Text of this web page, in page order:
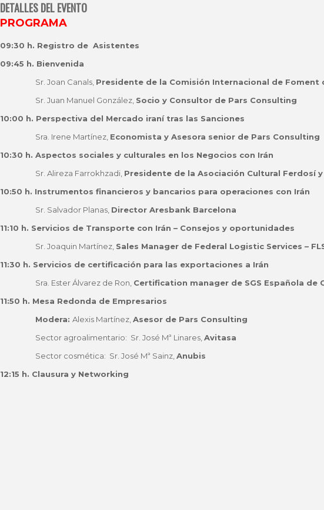
DETALLES DEL EVENTO
PROGRAMA
09:30 h. Registro de Asistentes
09:45 h. Bienvenida
Sr. Joan Canals, Presidente de la Comisión Internacional de Foment
Sr. Juan Manuel González, Socio y Consultor de Pars Consulting
10:00 h. Perspectiva del Mercado iraní tras las Sanciones
Sra. Irene Martínez, Economista y Asesora senior de Pars Consulting
10:30 h. Aspectos sociales y culturales en los Negocios con Irán
Sr. Alireza Farrokhzadi, Presidente de la Asociación Cultural Ferdosí
10:50 h. Instrumentos financieros y bancarios para operaciones con Irán
Sr. Salvador Planas, Director Aresbank Barcelona
11:10 h. Servicios de Transporte con Irán – Consejos y oportunidades
Sr. Joaquin Martínez, Sales Manager de Federal Logistic Services –
11:30 h. Servicios de certificación para las exportaciones a Irán
Sra. Ester Álvarez de Ron, Certification manager de SGS Española de
11:50 h. Mesa Redonda de Empresarios
Modera: Alexis Martínez, Asesor de Pars Consulting
Sector agroalimentario: Sr. José Mª Linares, Avitasa
Sector cosmética: Sr. José Mª Sainz, Anubis
12:15 h. Clausura y Networking